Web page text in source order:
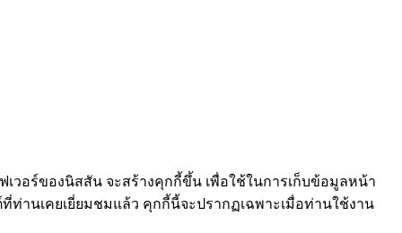
วอร์ของนิสสัน จะสร้างคุกกี้ขึ้น เพื่อใช้ในการเก็บข้อมูลหน้า
ท่านเคยเยี่ยมชมแล้ว คุกกี้นี้จะปรากฏเฉพาะเมื่อท่านใช้งาน